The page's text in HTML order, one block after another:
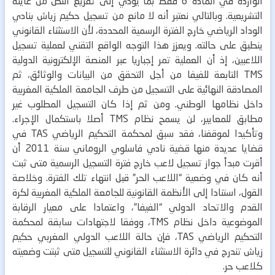
التشريعية. وبالتالي نعتبر أنه لا مانع من تسجيل حكيم زياش بنادي
الوداد الرياضي خارج الفترة الرسمية المحددة، لأن الاستثناء القانوني
ينطبق على حالته. ويعزز هذا التوجه الواقع التقني لعملية تسجيل
اللاعبين، إذ أن العملية تمر إجباريا عبر المنصة الإلكترونية الدولية
TMS التابعة للفيفا من أجل التحقق من البيانات والوثائق، ثم
المصادقة النهائية على التسجيل من طرف الجامعة الملكية المغربية
داخل نظامها الوطني. ومن ثم إذا كان التسجيل المطلوب غير
مطابق للمعايير، لن يسمح نظام TMS أصلا باستكمال الإجراء.
وتأكيدا لموقفنا، فقد سبق لمحكمة التحكيم الرياضي TAS في
قضايا عديدة منها قضية نادي فاسلوي الروماني سنة 2011 أن
أقرت مبدأ جواز تسجيل لاعب خارج فترة التسجيل الرسمية متى ثبت
أنه كان في وضعية “اللاعب الحر” قبل انتهاء تلك الفترة. وخلاصة
القول، استنادا إلى الأنظمة القانونية للجامعة الملكية المغربية لكرة
القدم والاتحاد الدولي “الفيفا”، واعتمادا على معيار الرقابة
الموضوعية داخل نظام TMS، ووفقا لاجتهادات سابقة لمحكمة
التحكيم الرياضي TAS، فإن حالة اللاعب الدولي المغربي حكيم
زياش تندرج في دائرة الاستثناء القانوني للتسجيل متى ثبتت وضعيته
كلاعب حر.